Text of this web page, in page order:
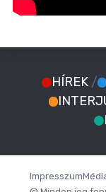
HÍREK /
Impresszum